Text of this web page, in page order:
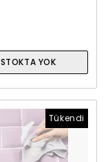
STOKTA YOK
Tükendi